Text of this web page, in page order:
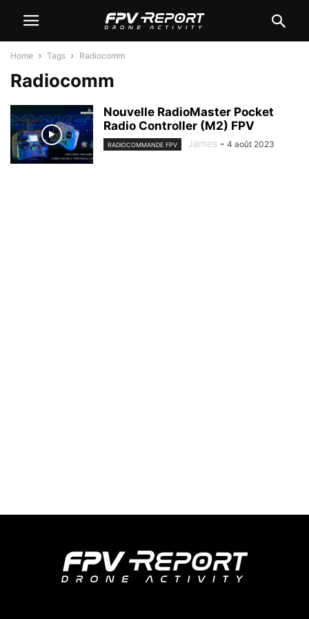
Home Tags Radiocomm
Radiocomm
Nouvelle RadioMaster Pocket
Radio Controller (M2) FPV
RADIOCOMMANDE FPV James - 4 août 2023